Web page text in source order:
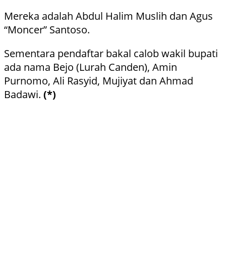
Mereka adalah Abdul Halim Muslih dan Agus
“Moncer” Santoso.
Sementara pendaftar bakal calob wakil bupati
ada nama Bejo (Lurah Canden), Amin
Purnomo, Ali Rasyid, Mujiyat dan Ahmad
Badawi. (*)